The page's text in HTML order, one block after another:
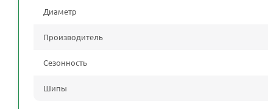
Диаметр
Производитель
Сезонность
Шипы